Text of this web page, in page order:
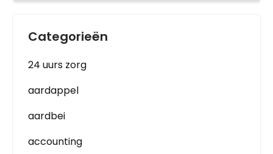
Categorieën
24 uurs zorg
aardappel
aardbei
accounting